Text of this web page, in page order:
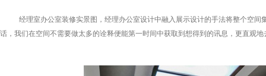
经理室办公室装修实景图，经理办公室设计中融入展示设计的手法将整个空
话，我们在空间不需要做太多的诠释便能第一时间中获取到想得到的讯息，更直观